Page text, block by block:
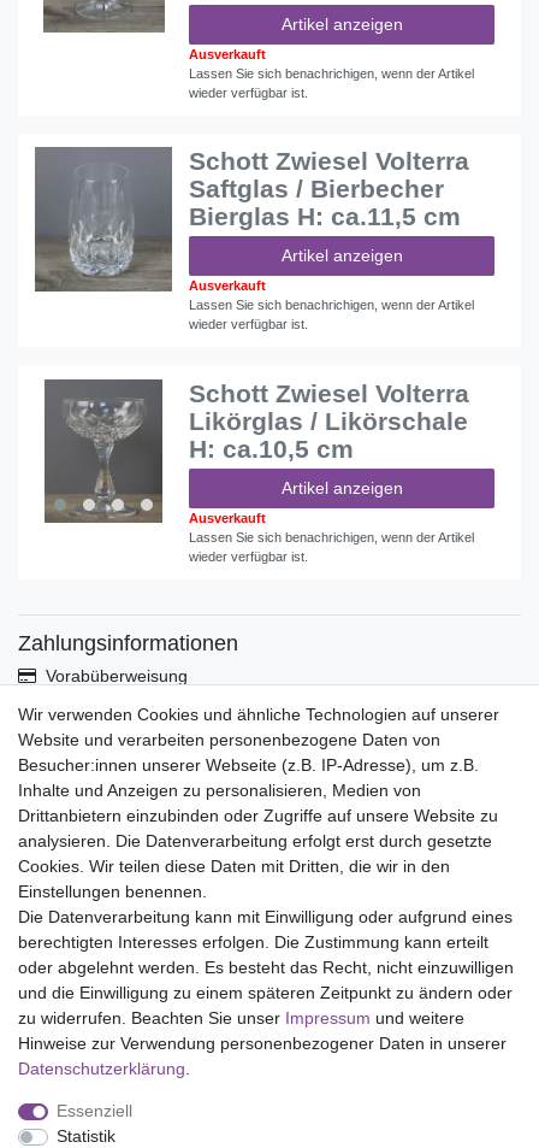
Artikel anzeigen
Ausverkauft
Lassen Sie sich benachrichigen, wenn der Artikel
wieder verfügbar ist.
Schott Zwiesel Volterra
Saftglas / Bierbecher
Bierglas H: ca.11,5 cm
Artikel anzeigen
Ausverkauft
Lassen Sie sich benachrichigen, wenn der Artikel
wieder verfügbar ist.
Schott Zwiesel Volterra
Likörglas / Likörschale
H: ca.10,5 cm
Artikel anzeigen
Ausverkauft
Lassen Sie sich benachrichigen, wenn der Artikel
wieder verfügbar ist.
Wir verwenden Cookies und ähnliche Technologien auf unserer
Website und verarbeiten personenbezogene Daten von
Besucher:innen unserer Webseite (z.B. IP-Adresse), um z.B.
Inhalte und Anzeigen zu personalisieren, Medien von
Drittanbietern einzubinden oder Zugriffe auf unsere Website zu
analysieren. Die Datenverarbeitung erfolgt erst durch gesetzte
Cookies. Wir teilen diese Daten mit Dritten, die wir in den
Einstellungen benennen.
Die Datenverarbeitung kann mit Einwilligung oder aufgrund eines
berechtigten Interesses erfolgen. Die Zustimmung kann erteilt
oder abgelehnt werden. Es besteht das Recht, nicht einzuwilligen
und die Einwilligung zu einem späteren Zeitpunkt zu ändern oder
zu widerrufen. Beachten Sie unser Impressum und weitere
Hinweise zur Verwendung personenbezogener Daten in unserer
Daten­schutz­erklärung
Essenziell
Statistik
Zahlungsinformationen
Vorabüberweisung
Abholung
Versandinformationen
Versand per GLS (6,90 Euro) oder DHL (8,49 Euro ) inkl. MwSt.
(innerhalb Deutschlands)
kostenfreie Lieferung ab 150 Euro Warenwert (innerhalb
Deutschlands)
Übersicht Internationale Versandkosten
Wir kaufen an
Sie haben zuviel Porzellan im Schrank? Gerne kaufen wir dieses
an. Einfach unverbindliches Angebot anfordern.
*Endpreis inkl. MwSt. (Dieser Artikel unterliegt gem. § 25a
UStG der Differenzbesteuerung, ein Ausweis der